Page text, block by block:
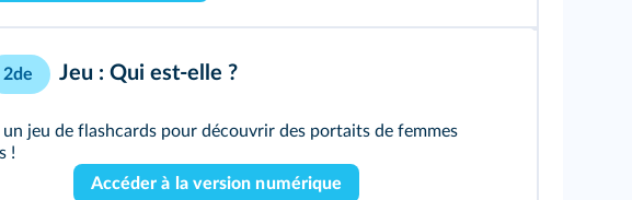
2de Jeu : Qui est-elle ?
un jeu de flashcards pour découvrir des portaits de femmes
!
Accéder à la version numérique